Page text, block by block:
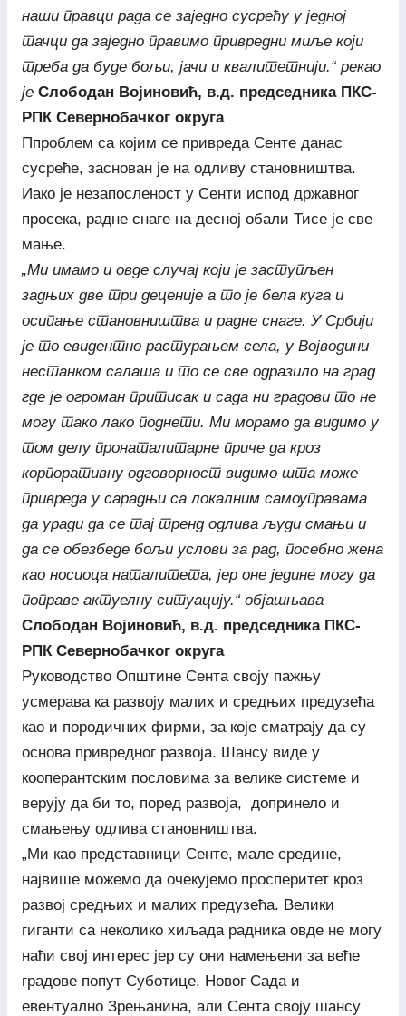
наши правци рада се заједно сусрећу у једној
тачци да заједно правимо привредни миље који
треба да буде бољи, јачи и квалитетнији.“ рекао
је Слободан Војиновић, в.д. председника ПКС-
РПК Севернобачког округа
Ппроблем са којим се привреда Сенте данас
сусреће, заснован је на одливу становништва.
Иако је незапосленост у Сенти испод државног
просека, радне снаге на десној обали Тисе је све
мање.
„Ми имамо и овде случај који је заступљен
задњих две три деценије а то је бела куга и
осипање становништва и радне снаге. У Србији
је то евидентно растурањем села, у Војводини
нестанком салаша и то се све одразило на град
где је огроман притисак и сада ни градови то не
могу тако лако поднети. Ми морамо да видимо у
том делу пронаталитарне приче да кроз
корпоративну одговорност видимо шта може
привреда у сарадњи са локалним самоуправама
да уради да се тај тренд одлива људи смањи и
да се обезбеде бољи услови за рад, посебно жена
као носиоца наталитета, јер оне једине могу да
поправе актуелну ситуацију.“ објашњава
Слободан Војиновић, в.д. председника ПКС-
РПК Севернобачког округа
Руководство Општине Сента своју пажњу
усмерава ка развоју малих и средњих предузећа
као и породичних фирми, за које сматрају да су
основа привредног развоја. Шансу виде у
кооперантским пословима за велике системе и
верују да би то, поред развоја, допринело и
смањењу одлива становништва.
„Ми као представници Сенте, мале средине,
највише можемо да очекујемо просперитет кроз
развој средњих и малих предузећа. Велики
гиганти са неколико хиљада радника овде не могу
наћи свој интерес јер су они намењени за веће
градове попут Суботице, Новог Сада и
евентуално Зрењанина, али Сента своју шансу